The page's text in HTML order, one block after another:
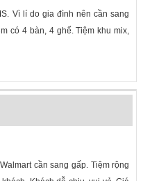
Vì lí do gia đình nên cần sang
có 4 bàn, 4 ghế. Tiệm khu mix,
cần sang gấp. Tiệm rộng